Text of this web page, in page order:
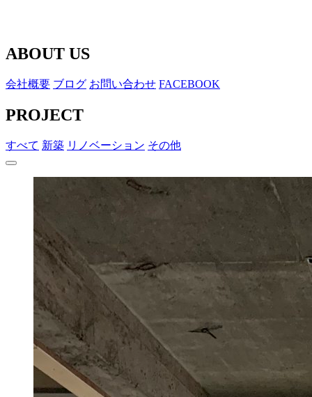
ABOUT US
会社概要 ブログ お問い合わせ FACEBOOK
PROJECT
すべて 新築 リノベーション その他